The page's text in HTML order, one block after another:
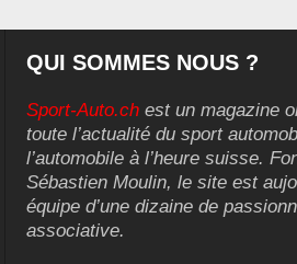
QUI SOMMES NOUS ?
Sport-Auto.ch est un magazine
toute l’actualité du sport
l’automobile à l’heure suisse.
Sébastien Moulin, le site est
équipe d’une dizaine de
associative.